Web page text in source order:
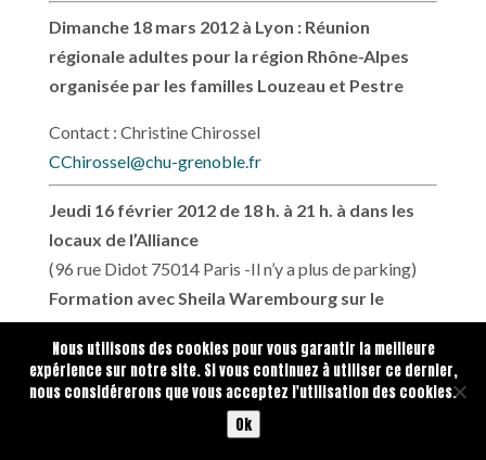
Dimanche 18 mars 2012 à Lyon : Réunion
régionale adultes pour la région Rhône-Alpes
organisée par les familles Louzeau et Pestre
Contact : Christine Chirossel
CChirossel@chu-grenoble.fr
Jeudi 16 février 2012 de 18 h. à 21 h. à dans les
locaux de l’Alliance
(96 rue Didot 75014 Paris -Il n’y a plus de parking)
Formation avec Sheila Warembourg sur le
thème de la vie affective et sexuelle de nos
enfants
Participation aux frais 10 €
en savoir plus sur l’animatrice de ces
formations Sheila Warembourg
Nous utilisons des cookies pour vous garantir la meilleure
expérience sur notre site. Si vous continuez à utiliser ce dernier,
nous considérerons que vous acceptez l'utilisation des cookies.
Ok